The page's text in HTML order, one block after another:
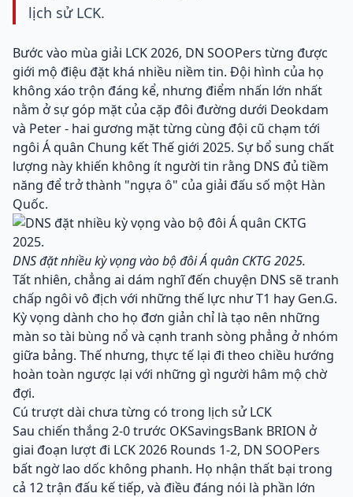
lịch sử LCK.
Bước vào mùa giải LCK 2026, DN SOOPers từng được
giới mộ điệu đặt khá nhiều niềm tin. Đội hình của họ
không xáo trộn đáng kể, nhưng điểm nhấn lớn nhất
nằm ở sự góp mặt của cặp đôi đường dưới Deokdam
và Peter - hai gương mặt từng cùng đội cũ chạm tới
ngôi Á quân Chung kết Thế giới 2025. Sự bổ sung chất
lượng này khiến không ít người tin rằng DNS đủ tiềm
năng để trở thành "ngựa ô" của giải đấu số một Hàn
Quốc.
DNS đặt nhiều kỳ vọng vào bộ đôi Á quân CKTG 2025.
Tất nhiên, chẳng ai dám nghĩ đến chuyện DNS sẽ tranh
chấp ngôi vô địch với những thế lực như T1 hay Gen.G.
Kỳ vọng dành cho họ đơn giản chỉ là tạo nên những
màn so tài bùng nổ và cạnh tranh sòng phẳng ở nhóm
giữa bảng. Thế nhưng, thực tế lại đi theo chiều hướng
hoàn toàn ngược lại với những gì người hâm mộ chờ
đợi.
Cú trượt dài chưa từng có trong lịch sử LCK
Sau chiến thắng 2-0 trước OKSavingsBank BRION ở
giai đoạn lượt đi LCK 2026 Rounds 1-2, DN SOOPers
bất ngờ lao dốc không phanh. Họ nhận thất bại trong
cả 12 trận đấu kế tiếp, và điều đáng nói là phần lớn